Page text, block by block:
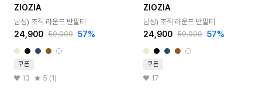
ZIOZIA
남성) 조직 라운드 반팔티
24,900 59,000 57%
쿠폰
13 5 (1)
ZIOZIA
남성) 조직 라운드 반팔티
24,900 59,000 57%
쿠폰
17